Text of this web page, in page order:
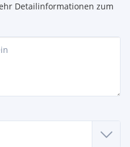
Detailinformationen zum